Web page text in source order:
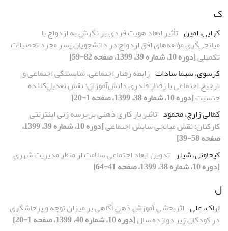
ک
کرایی، امین تأثیر ابعاد هویت فردی بر نگرش به ازدواج با
میانجی‌گری مؤلفه‌های افق ازدواج در دانشجویان پسر مجرد تحصیلات
تکمیلی[دوره 10، شماره 39، 1399، صفحه 82-59]
کرسوی، سیما سادات رابطه رفتار اجتماعی، شایستگی اجتماعی و
ترجیح اجتماعی با رفتار قلدری دانش‌آموزان: نقش تعدیل‌کننده
جنسیت[دوره 10، شماره 38، 1399، صفحه 1-20]
کمالی زارچ، محمود تاثیر بار کاری ذهنی بر پرسه زنی اینترنتی
کارکنان: نقش میانجی سایش اجتماعی
[دوره 10، شماره 39، 1399،
صفحه 58-39]
کیخاونی، شیلر تدوین ابعاد اجتماعی سلامت از منظر مدیریت شهری
[دوره 10، شماره 38، 1399، صفحه 41-64]
ل
لهاک، علی اثربخشی آموزش ذهن آگاهی بر میزان توجه و پرخاشگری
در کودکان زیر دوازده سال[دوره 10، شماره 40، 1399، صفحه 1-20]